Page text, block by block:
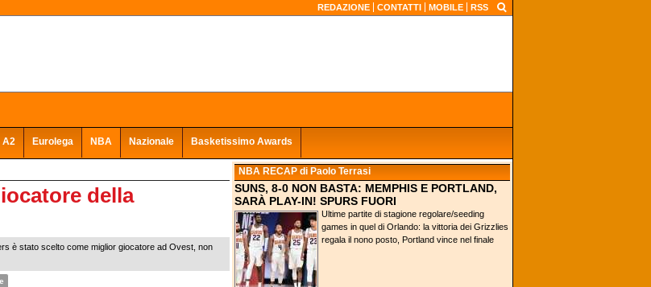
REDAZIONE CONTATTI MOBILE RSS
A2 Eurolega NBA Nazionale Basketissimo Awards
della
è stato scelto come miglior giocatore ad Ovest, non
NBA RECAP di Paolo Terrasi
SUNS, 8-0 NON BASTA: MEMPHIS E PORTLAND,
SARÀ PLAY-IN! SPURS FUORI
Ultime partite di stagione regolare/seeding
games in quel di Orlando: la vittoria dei Grizzlies
regala il nono posto, Portland vince nel finale